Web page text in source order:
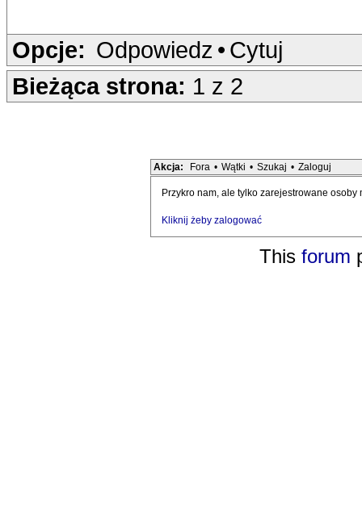
Opcje: Odpowiedz • Cytuj
Bieżąca strona: 1 z 2
Akcja: Fora • Wątki • Szukaj • Zaloguj
Przykro nam, ale tylko zarejestrowane osoby
Kliknij żeby zalogować
This forum